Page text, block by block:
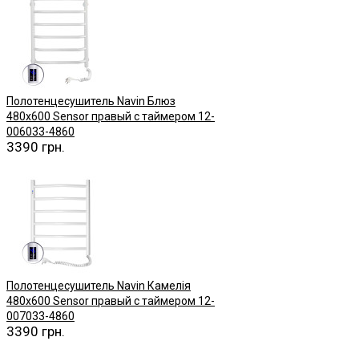
Полотенцесушитель Navin Блюз
480х600 Sensor правый с таймером 12-
006033-4860
3390 грн.
Полотенцесушитель Navin Камелія
480х600 Sensor правый с таймером 12-
007033-4860
3390 грн.